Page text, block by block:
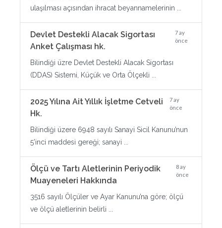
ulaşılması açısından ihracat beyannamelerinin ...
Devlet Destekli Alacak Sigortası
Anket Çalışması hk.
7 ay
önce
Bilindiği üzre Devlet Destekli Alacak Sigortası
(DDAS) Sistemi, Küçük ve Orta Ölçekli ...
2025 Yılına Ait Yıllık İşletme Cetveli
Hk.
7 ay
önce
Bilindiği üzere 6948 sayılı Sanayi Sicil Kanunu’nun
5’inci maddesi gereği; sanayi ...
Ölçü ve Tartı Aletlerinin Periyodik
Muayeneleri Hakkında
8 ay
önce
3516 sayılı Ölçüler ve Ayar Kanunu’na göre; ölçü
ve ölçü aletlerinin belirli ...